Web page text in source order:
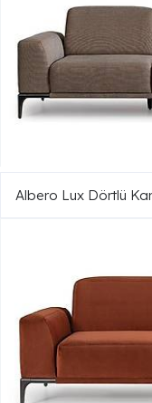
Albero Lux Dörtlü